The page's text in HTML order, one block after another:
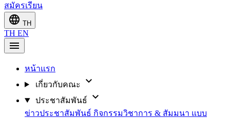
สมัครเรียน
language TH
TH EN
menu
หน้าแรก
เกี่ยวกับคณะ
expand_more
ประชาสัมพันธ์ expand_more
ข่าวประชาสัมพันธ์ กิจกรรมวิชาการ & สัมมนา แบบ